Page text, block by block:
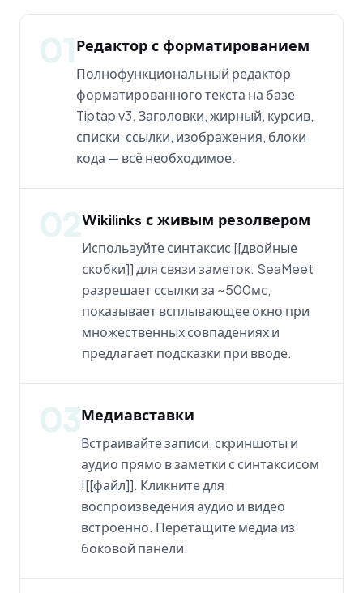
01Редактор с форматированием
Полнофункциональный редактор
форматированного текста на базе
Tiptap v3. Заголовки, жирный, курсив,
списки, ссылки, изображения, блоки
кода — всё необходимое.
02Wikilinks с живым резолвером
Используйте синтаксис [[двойные
скобки]] для связи заметок. SeaMeet
разрешает ссылки за ~500мс,
показывает всплывающее окно при
множественных совпадениях и
предлагает подсказки при вводе.
03Медиавставки
Встраивайте записи, скриншоты и
аудио прямо в заметки с синтаксисом
![[файл]]. Кликните для
воспроизведения аудио и видео
встроенно. Перетащите медиа из
боковой панели.